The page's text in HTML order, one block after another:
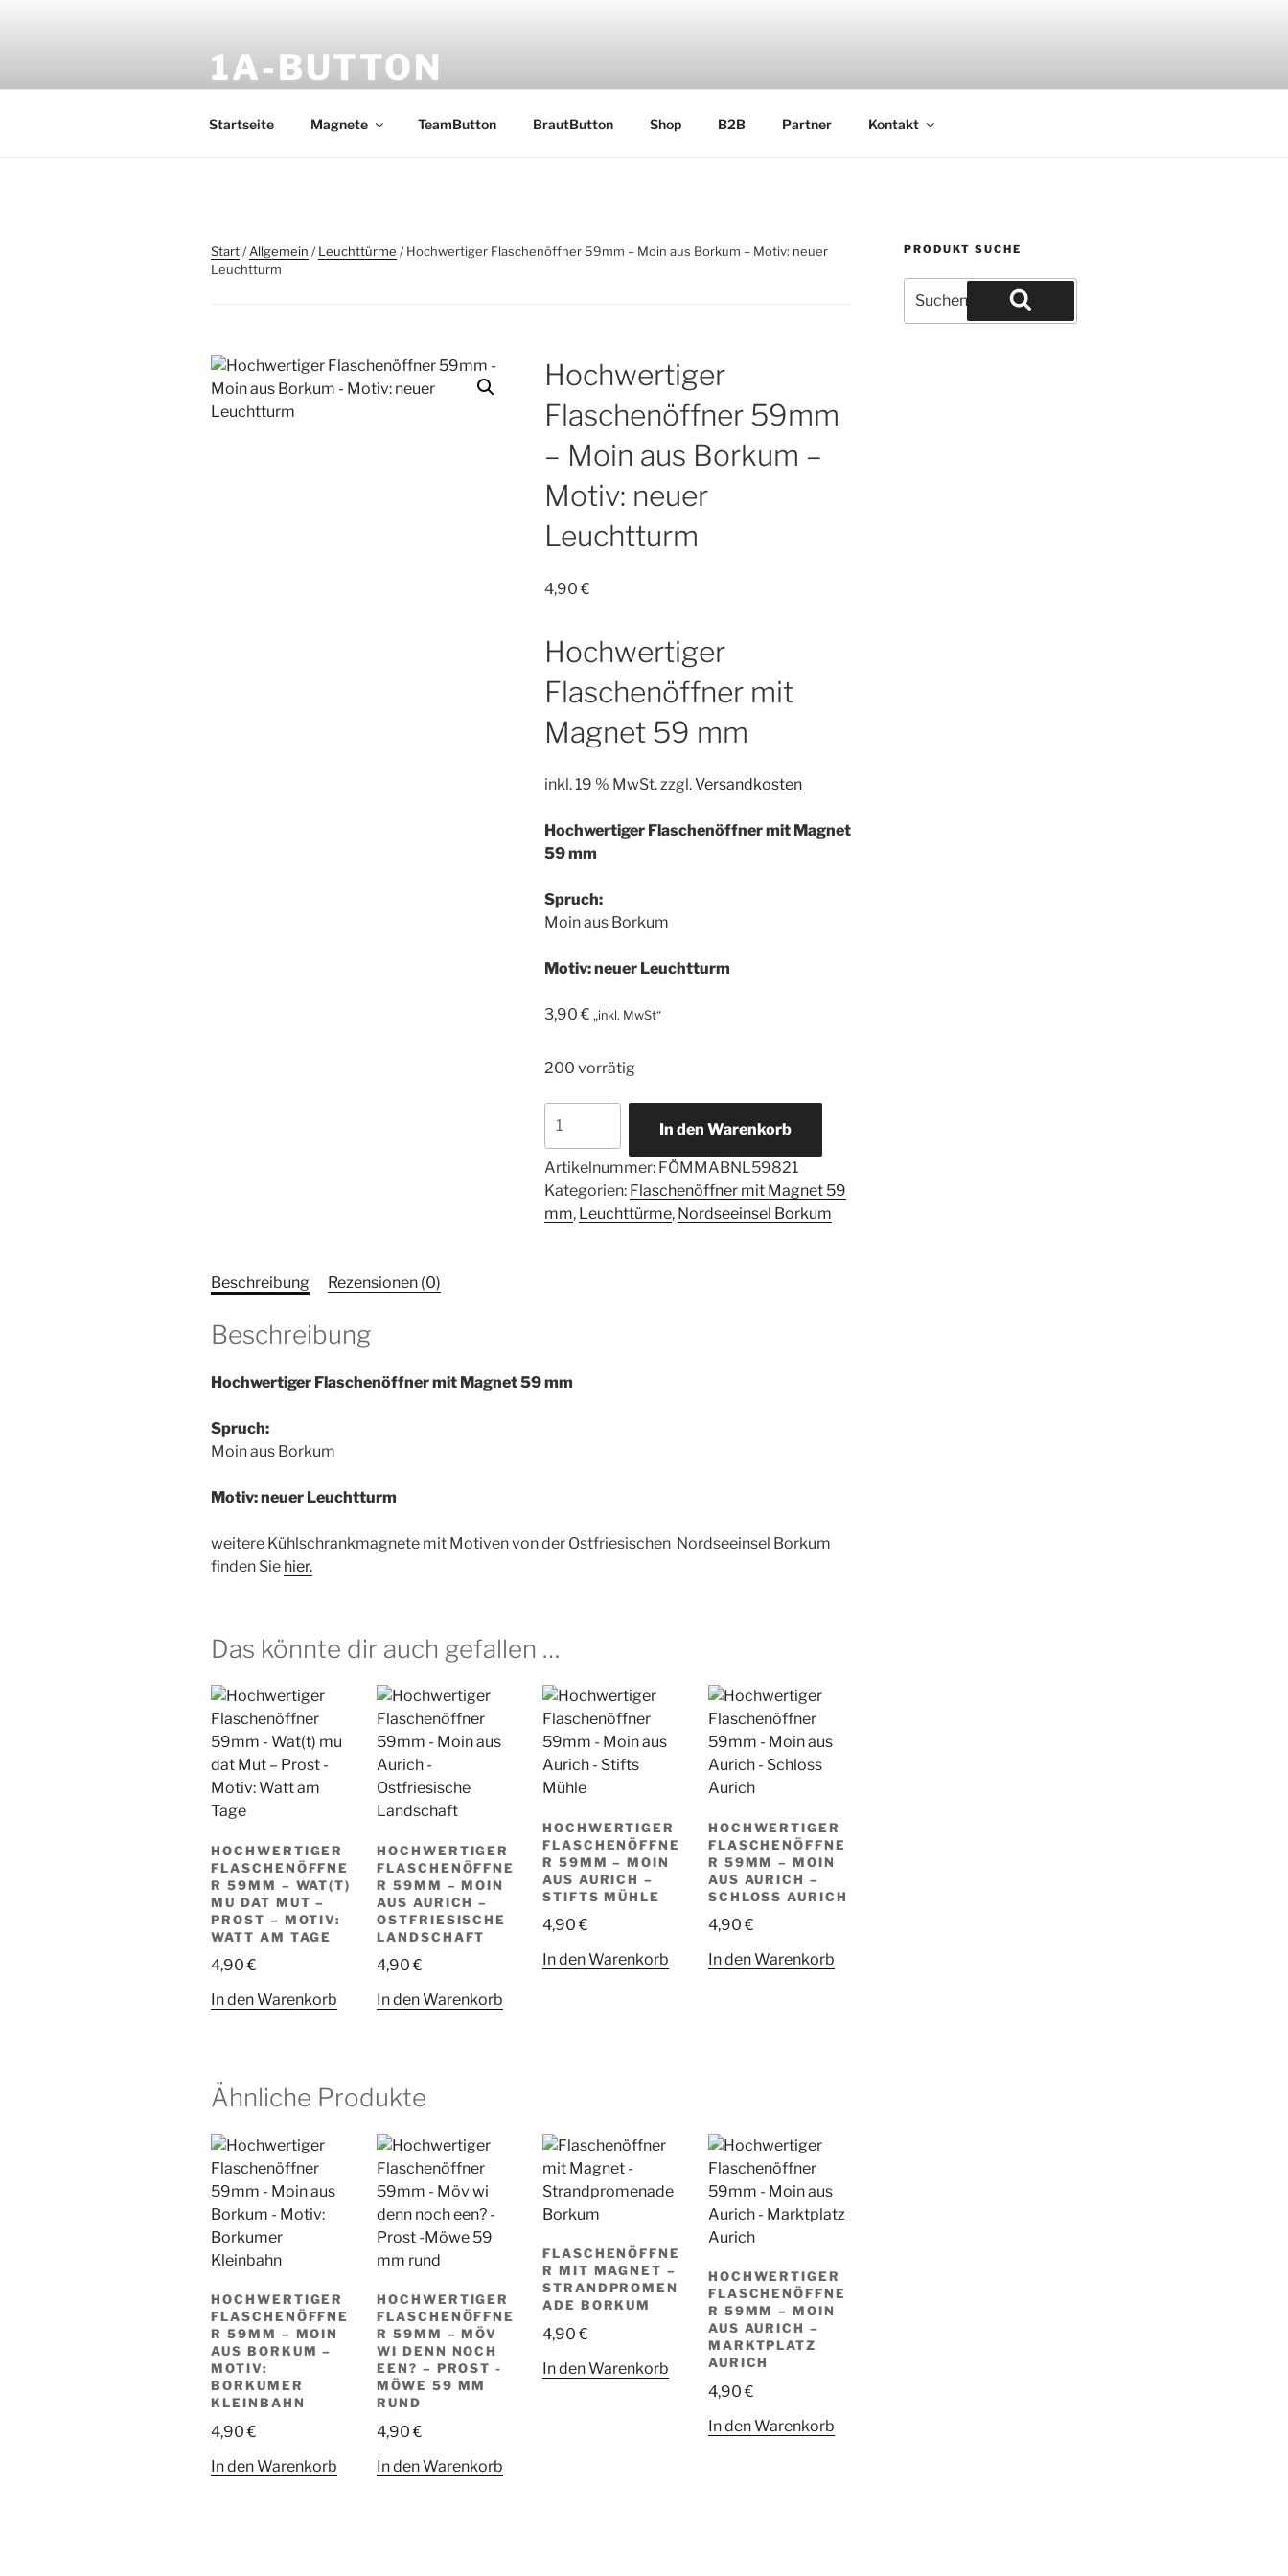
1A-BUTTON
Startseite Magnete TeamButton BrautButton Shop B2B Partner Kontakt
Start/Allgemein /Leuchttürme / Hochwertiger Flaschenöffner 59mm – Moin aus Borkum – Motiv: neuer
Leuchtturm
Hochwertiger
Flaschenöffner 59mm
– Moin aus Borkum –
Motiv: neuer
Leuchtturm
4,90€
Hochwertiger
Flaschenöffner mit
Magnet 59 mm
inkl. 19 % MwSt.zzgl.Versandkosten
Hochwertiger Flaschenöffner mit Magnet
59 mm
Spruch:
Moin aus Borkum
Motiv: neuer Leuchtturm
3,90€ „inkl. MwSt“
200 vorrätig
Flaschenöffner
59mm
-
Moin
aus
In den Warenkorb
Artikelnummer: FÖMMABNL59821
Kategorien: Flaschenöffner mit Magnet 59
mm, Leuchttürme, Nordseeinsel Borkum
Beschreibung Rezensionen (0)
Beschreibung
Hochwertiger Flaschenöffner mit Magnet 59 mm
Spruch:
Moin aus Borkum
Motiv: neuer Leuchtturm
weitere Kühlschrankmagnete mit Motiven von der Ostfriesischen Nordseeinsel Borkum
finden Sie hier.
Das könnte dir auch gefallen …
HOCHWERTIGER
FLASCHENÖFFNE
R 59MM – WAT(T)
MU DAT MUT –
PROST – MOTIV:
WATT AM TAGE
4,90€
In den Warenkorb
HOCHWERTIGER
FLASCHENÖFFNE
R 59MM – MOIN
AUS AURICH –
OSTFRIESISCHE
LANDSCHAFT
4,90€
In den Warenkorb
HOCHWERTIGER
FLASCHENÖFFNE
R 59MM – MOIN
AUS AURICH –
STIFTS MÜHLE
4,90€
In den Warenkorb
HOCHWERTIGER
FLASCHENÖFFNE
R 59MM – MOIN
AUS AURICH –
SCHLOSS AURICH
4,90€
In den Warenkorb
Ähnliche Produkte
HOCHWERTIGER
FLASCHENÖFFNE
R 59MM – MOIN
AUS BORKUM –
MOTIV:
BORKUMER
KLEINBAHN
4,90€
In den Warenkorb
HOCHWERTIGER
FLASCHENÖFFNE
R 59MM – MÖV
WI DENN NOCH
EEN? – PROST -
MÖWE 59 MM
RUND
4,90€
In den Warenkorb
FLASCHENÖFFNE
R MIT MAGNET –
STRANDPROMEN
ADE BORKUM
4,90€
In den Warenkorb
HOCHWERTIGER
FLASCHENÖFFNE
R 59MM – MOIN
AUS AURICH –
MARKTPLATZ
AURICH
4,90€
In den Warenkorb
PRODUKT SUCHE
nach:
Suchen